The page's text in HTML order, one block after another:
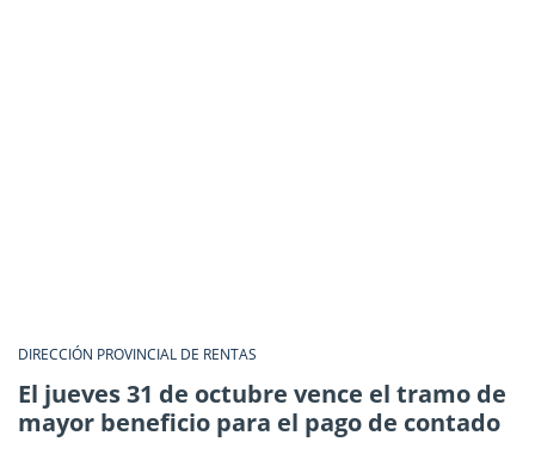
DIRECCIÓN PROVINCIAL DE RENTAS
El jueves 31 de octubre vence el tramo de
mayor beneficio para el pago de contado